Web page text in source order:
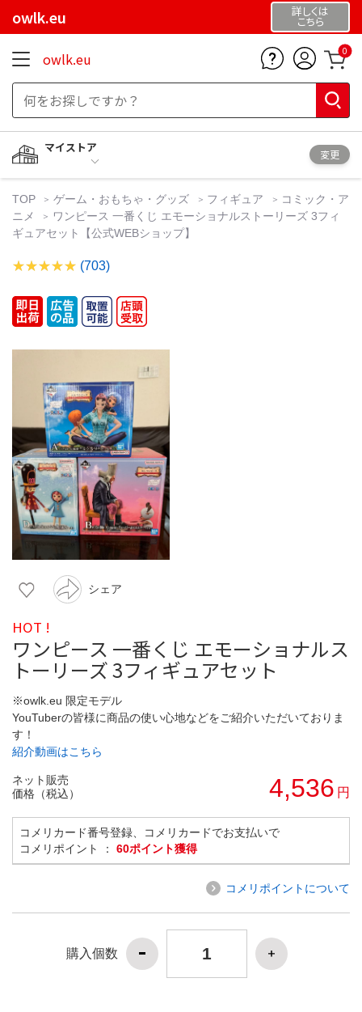
owlk.eu 詳しくは
こちら
owlk.eu 0
マイストア
変更
TOP ゲーム・おもちゃ・グッズ フィギュア
コミック・ア
ニメ
ワンピース 一番くじ エモーショナルストーリーズ 3フィ
ギュアセット【公式WEBショップ】
(703)
シェア
HOT !
ワンピース 一番くじ エモーショナルス
トーリーズ 3フィギュアセット
※owlk.eu 限定モデル
YouTuberの皆様に商品の使い心地などをご紹介いただいておりま
す！
紹介動画はこちら
ネット販売
価格（税込）
4,536 円
コメリカード番号登録、コメリカードでお支払いで
コメリポイント ： 60ポイント獲得
コメリポイントについて
購入個数